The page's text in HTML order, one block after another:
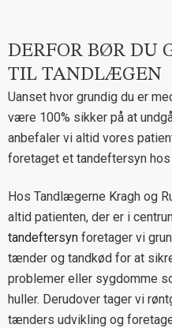
DERFOR BØR DU
TIL TANDLÆGEN
Uanset hvor grundig du er
være 100% sikker på at
anbefaler vi altid vores
foretaget et tandeftersyn
Hos Tandlægerne Kragh og
altid patienten, der er i
tandeftersyn foretager vi
tænder og tandkød for at
problemer eller sygdomme
huller. Derudover tager vi
tænders udvikling og